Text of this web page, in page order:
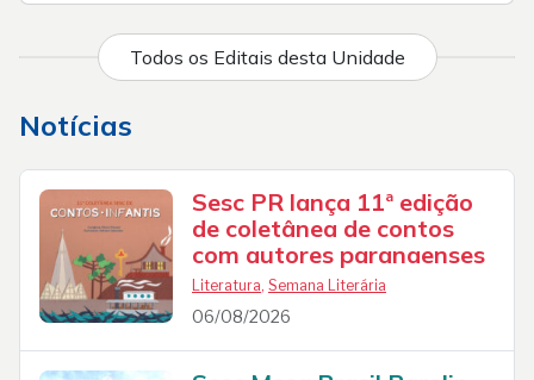
Todos os Editais desta Unidade
Notícias
Sesc PR lança 11ª edição
de coletânea de contos
com autores paranaenses
Literatura, Semana Literária
06/08/2026